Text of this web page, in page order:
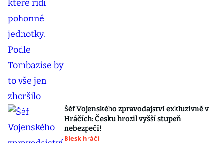
Šéf Vojenského zpravodajství exkluzivně v
Hráčích: Česku hrozil vyšší stupeň
nebezpečí!
Blesk hráči